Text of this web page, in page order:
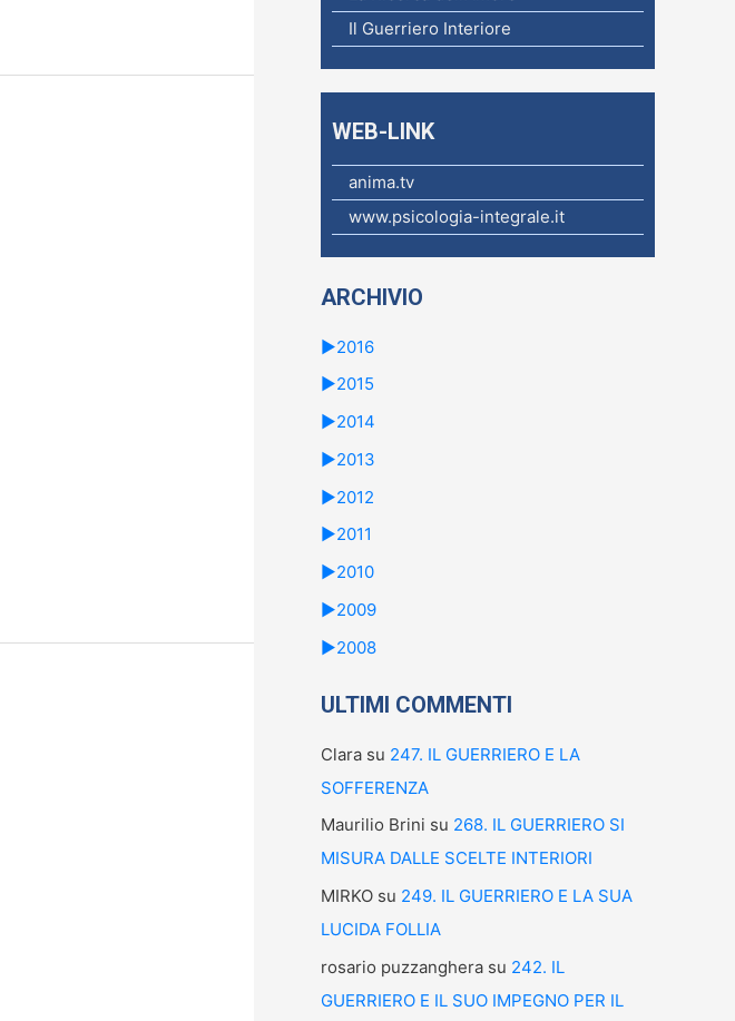
Il Guerriero Interiore
WEB-LINK
anima.tv
www.psicologia-integrale.it
ARCHIVIO
►2016
►2015
►2014
►2013
►2012
►2011
►2010
►2009
►2008
ULTIMI COMMENTI
Clara su 247. IL GUERRIERO E LA
SOFFERENZA
Maurilio Brini su 268. IL GUERRIERO SI
MISURA DALLE SCELTE INTERIORI
MIRKO su 249. IL GUERRIERO E LA SUA
LUCIDA FOLLIA
rosario puzzanghera su 242. IL
GUERRIERO E IL SUO IMPEGNO PER IL